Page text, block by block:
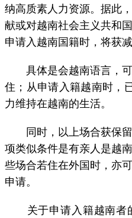
纳高质素人力资源。据此
献或对越南社会主义共和
申请入越南国籍时，将获减
具体是会越南语言，可
住；从申请入籍越南时，
力维持在越南的生活。
同时，以上场合获保留
项类似条件是有亲人是越
些场合若住在外国时，亦
申请。
关于申请入籍越南者